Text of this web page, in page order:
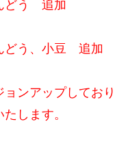
どう 追加
どう、小豆 追加
ョンアップしてお
します。